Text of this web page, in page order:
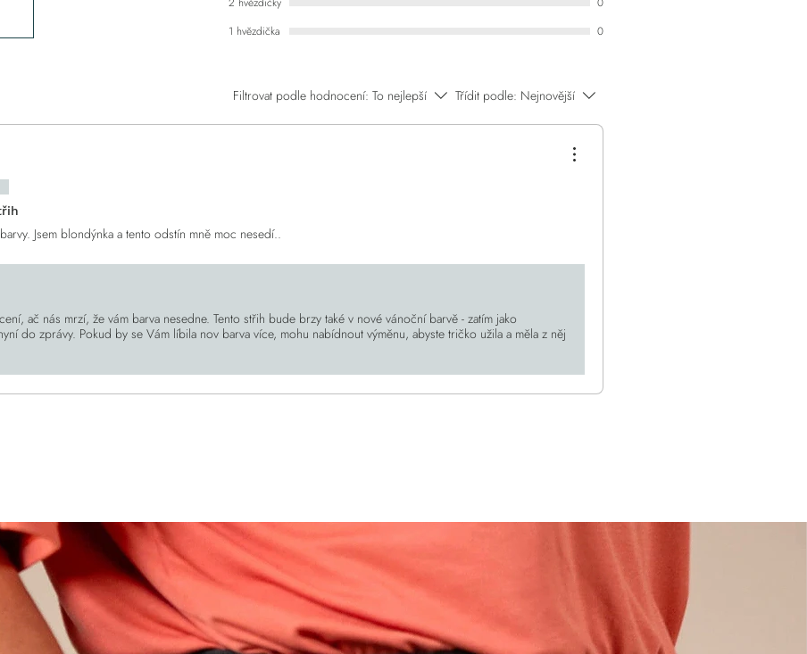
1 hvězdička
0
Filtrovat podle hodnocení: To nejlepší Třídit podle: Nejnovější
Jsem blondýnka a tento odstín mně moc nesedí..
ač nás mrzí, že vám barva nesedne. Tento střih bude brzy také v nové vánoční barvě - zatím jako
do zprávy. Pokud by se Vám líbila nov barva více, mohu nabídnout výměnu, abyste tričko užila a měla z něj